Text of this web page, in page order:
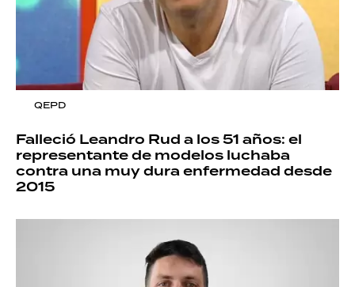
QEPD
Falleció Leandro Rud a los 51 años: el
representante de modelos luchaba
contra una muy dura enfermedad desde
2015